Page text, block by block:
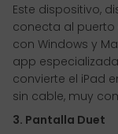
Este dispositivo,
conecta al
con Windows y
app
convierte el iPad
sin cable, muy
3. Pantalla Duet